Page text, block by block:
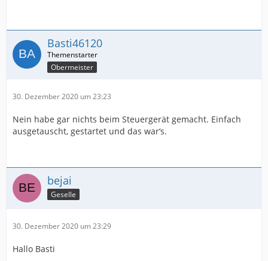
Basti46120
Obermeister
30. Dezember 2020 um 23:23
Nein habe gar nichts beim Steuergerät gemacht. Einfach
ausgetauscht, gestartet und das war‘s.
bejai
Geselle
30. Dezember 2020 um 23:29
Hallo Basti